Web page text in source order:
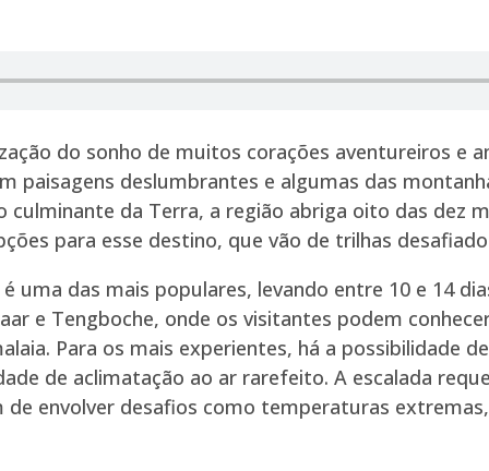
do sonho de muitos corações aventureiros e
paisagens deslumbrantes e algumas das
da Terra, a região abriga oito das dez
para esse destino, que vão de trilhas
uma das mais populares, levando entre 10 e 14
e Tengboche, onde os visitantes podem
Para os mais experientes, há a possibilidade
de aclimatação ao ar rarefeito. A escalada
de envolver desafios como temperaturas